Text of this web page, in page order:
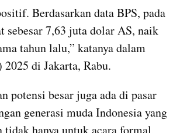
Berdasarkan data BPS, pada
7,63 juta dolar AS, naik
tahun lalu,” katanya dalam
di Jakarta, Rabu.
potensi besar juga ada di pasar
generasi muda Indonesia yang
hanya untuk acara formal,